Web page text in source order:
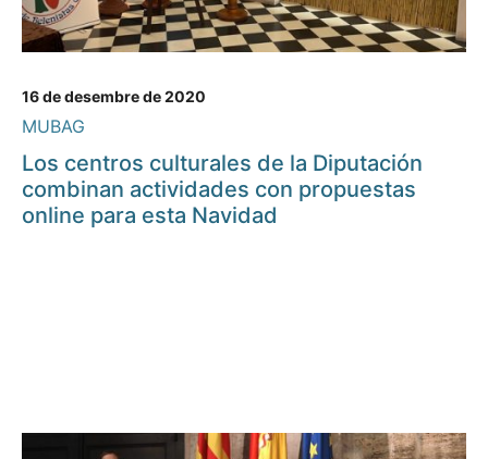
16 de desembre de 2020
MUBAG
Los centros culturales de la Diputación
combinan actividades con propuestas
online para esta Navidad